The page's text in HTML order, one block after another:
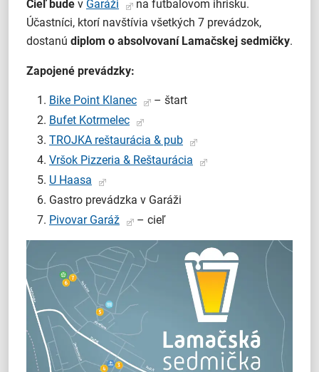
Cieľ bude v Garáži
na futbalovom ihrisku.
Účastníci, ktorí navštívia všetkých 7 prevádzok,
dostanú diplom o absolvovaní Lamačskej sedmičky.
Zapojené prevádzky:
Bike Point Klanec
– štart
Bufet Kotrmelec
TROJKA reštaurácia & pub
Vršok Pizzeria & Reštaurácia
U Haasa
Gastro prevádzka v Garáži
Pivovar Garáž
– cieľ